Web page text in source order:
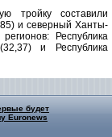
тройку составили
и северный Ханты-
Республика
и Республика
будет
Euronews